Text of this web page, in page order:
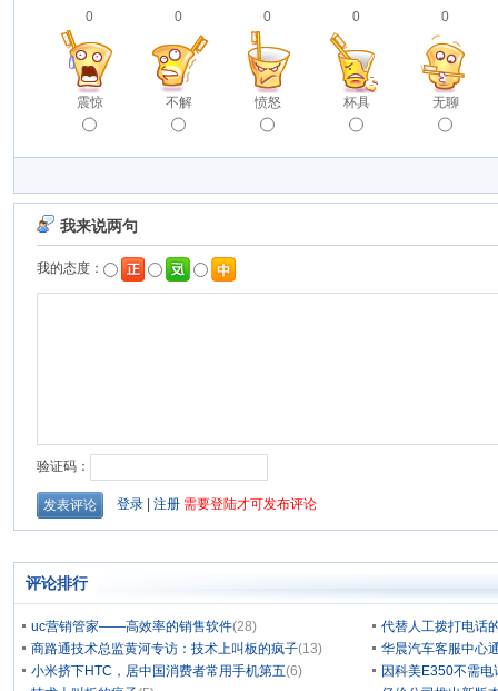
0
震惊
0
不解
0
愤怒
0
杯具
0
无聊
评论排行
uc营销管家——高效率的销售软件(28)
代替人工拨打电话
商路通技术总监黄河专访：技术上叫板的疯子(13)
华晨汽车客服中心
小米挤下HTC，居中国消费者常用手机第五(6)
因科美E350不需